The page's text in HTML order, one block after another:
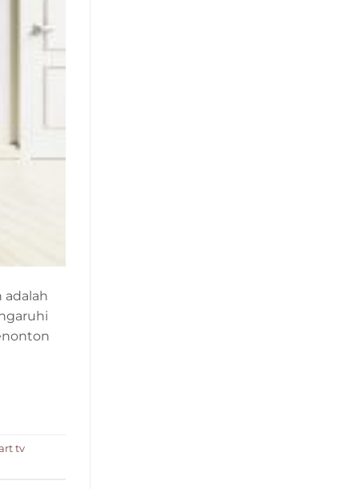
adalah
tv